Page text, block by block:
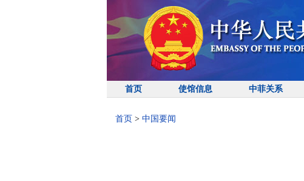
首页 使馆信息 中菲关系
首页 > 中国要闻